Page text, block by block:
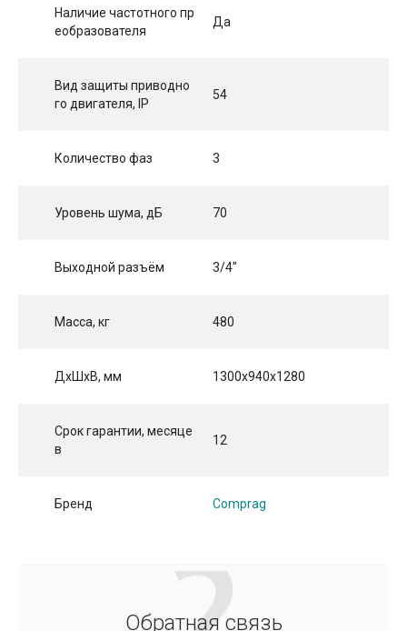
Наличие частотного пр
еобразователя
Да
Вид защиты приводно
го двигателя, IP
54
Количество фаз 3
Уровень шума, дБ 70
Выходной разъём 3/4"
Масса, кг 480
ДхШхВ, мм 1300x940x1280
Срок гарантии, месяце
в
12
Бренд Comprag
Обратная связь